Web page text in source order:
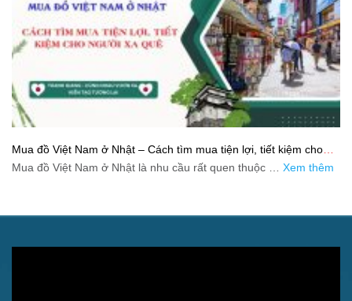
Mua đồ Việt Nam ở Nhật – Cách tìm mua tiện lợi, tiết kiệm cho
người xa quê
Mua đồ Việt Nam ở Nhật là nhu cầu rất quen thuộc … Xem thêm